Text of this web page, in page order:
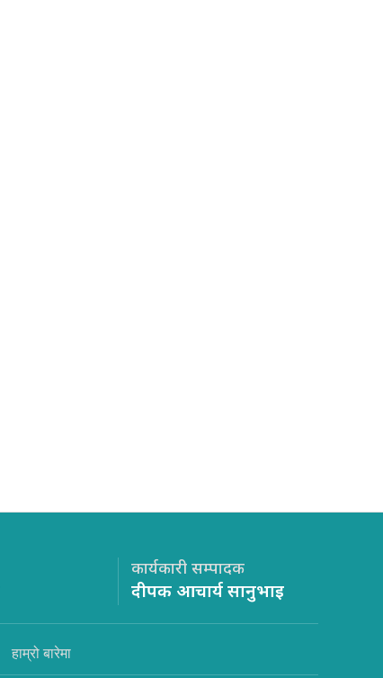
कार्यकारी सम्पादक
दीपक आचार्य सानुभाइ
हाम्रो बारेमा